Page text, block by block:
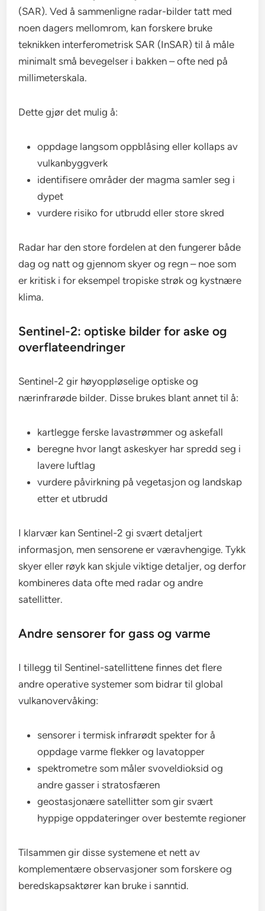
(SAR). Ved å sammenligne radar-bilder tatt med
noen dagers mellomrom, kan forskere bruke
teknikken interferometrisk SAR (InSAR) til å måle
minimalt små bevegelser i bakken – ofte ned på
millimeterskala.
Dette gjør det mulig å:
oppdage langsom oppblåsing eller kollaps av
vulkanbyggverk
identifisere områder der magma samler seg i
dypet
vurdere risiko for utbrudd eller store skred
Radar har den store fordelen at den fungerer både
dag og natt og gjennom skyer og regn – noe som
er kritisk i for eksempel tropiske strøk og kystnære
klima.
Sentinel-2: optiske bilder for aske og
overflateendringer
Sentinel-2 gir høyoppløselige optiske og
nærinfrarøde bilder. Disse brukes blant annet til å:
kartlegge ferske lavastrømmer og askefall
beregne hvor langt askeskyer har spredd seg i
lavere luftlag
vurdere påvirkning på vegetasjon og landskap
etter et utbrudd
I klarvær kan Sentinel-2 gi svært detaljert
informasjon, men sensorene er væravhengige. Tykk
skyer eller røyk kan skjule viktige detaljer, og derfor
kombineres data ofte med radar og andre
satellitter.
Andre sensorer for gass og varme
I tillegg til Sentinel-satellittene finnes det flere
andre operative systemer som bidrar til global
vulkanovervåking:
sensorer i termisk infrarødt spekter for å
oppdage varme flekker og lavatopper
spektrometre som måler svoveldioksid og
andre gasser i stratosfæren
geostasjonære satellitter som gir svært
hyppige oppdateringer over bestemte regioner
Tilsammen gir disse systemene et nett av
komplementære observasjoner som forskere og
beredskapsaktører kan bruke i sanntid.